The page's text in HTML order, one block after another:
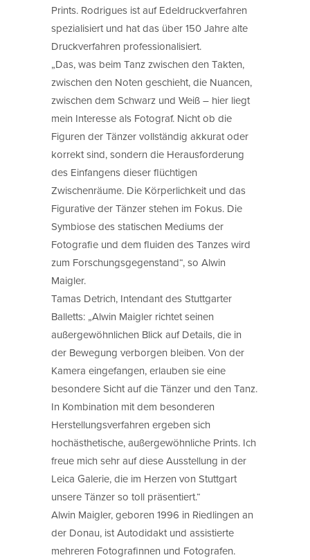
Prints. Rodrigues ist auf Edeldruckverfahren
spezialisiert und hat das über 150 Jahre alte
Druckverfahren professionalisiert.
„Das, was beim Tanz zwischen den Takten,
zwischen den Noten geschieht, die Nuancen,
zwischen dem Schwarz und Weiß – hier liegt
mein Interesse als Fotograf. Nicht ob die
Figuren der Tänzer vollständig akkurat oder
korrekt sind, sondern die Herausforderung
des Einfangens dieser flüchtigen
Zwischenräume. Die Körperlichkeit und das
Figurative der Tänzer stehen im Fokus. Die
Symbiose des statischen Mediums der
Fotografie und dem fluiden des Tanzes wird
zum Forschungsgegenstand“, so Alwin
Maigler.
Tamas Detrich, Intendant des Stuttgarter
Balletts: „Alwin Maigler richtet seinen
außergewöhnlichen Blick auf Details, die in
der Bewegung verborgen bleiben. Von der
Kamera eingefangen, erlauben sie eine
besondere Sicht auf die Tänzer und den Tanz.
In Kombination mit dem besonderen
Herstellungsverfahren ergeben sich
hochästhetische, außergewöhnliche Prints. Ich
freue mich sehr auf diese Ausstellung in der
Leica Galerie, die im Herzen von Stuttgart
unsere Tänzer so toll präsentiert.“
Alwin Maigler, geboren 1996 in Riedlingen an
der Donau, ist Autodidakt und assistierte
mehreren Fotografinnen und Fotografen.